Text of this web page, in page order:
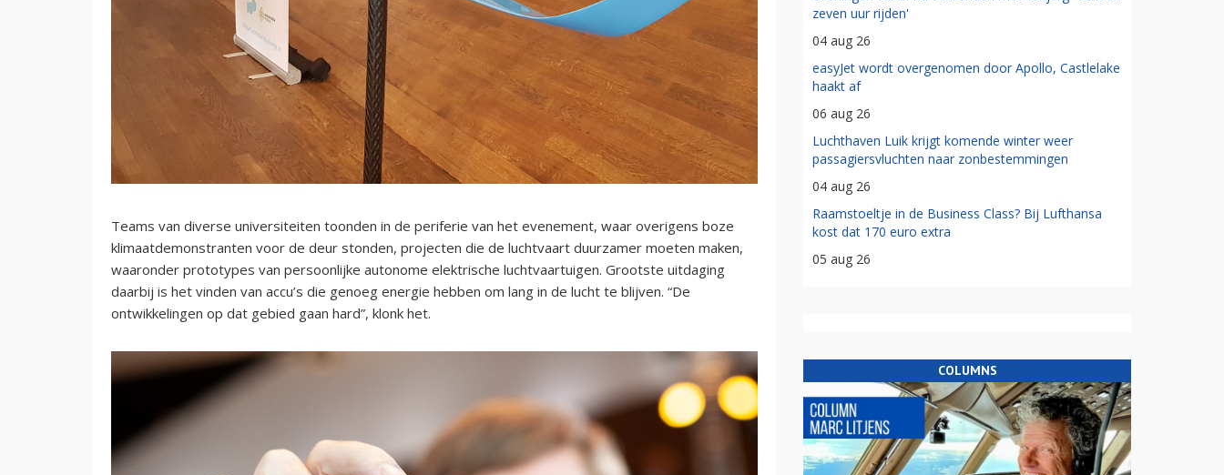
Teams van diverse universiteiten toonden in de periferie van het evenement, waar overigens boze
klimaatdemonstranten voor de deur stonden, projecten die de luchtvaart duurzamer moeten maken,
waaronder prototypes van persoonlijke autonome elektrische luchtvaartuigen. Grootste uitdaging
daarbij is het vinden van accu’s die genoeg energie hebben om lang in de lucht te blijven. “De
ontwikkelingen op dat gebied gaan hard”, klonk het.
zeven uur rijden'
04 aug 26
easyJet wordt overgenomen door Apollo, Castlelake
haakt af
06 aug 26
Luchthaven Luik krijgt komende winter weer
passagiersvluchten naar zonbestemmingen
04 aug 26
Raamstoeltje in de Business Class? Bij Lufthansa
kost dat 170 euro extra
05 aug 26
COLUMNS